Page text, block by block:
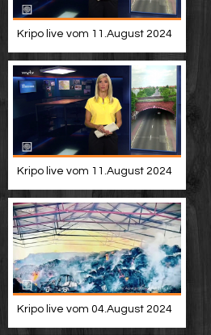
Kripo live vom 11.August 2024
Kripo live vom 11.August 2024
Kripo live vom 04.August 2024